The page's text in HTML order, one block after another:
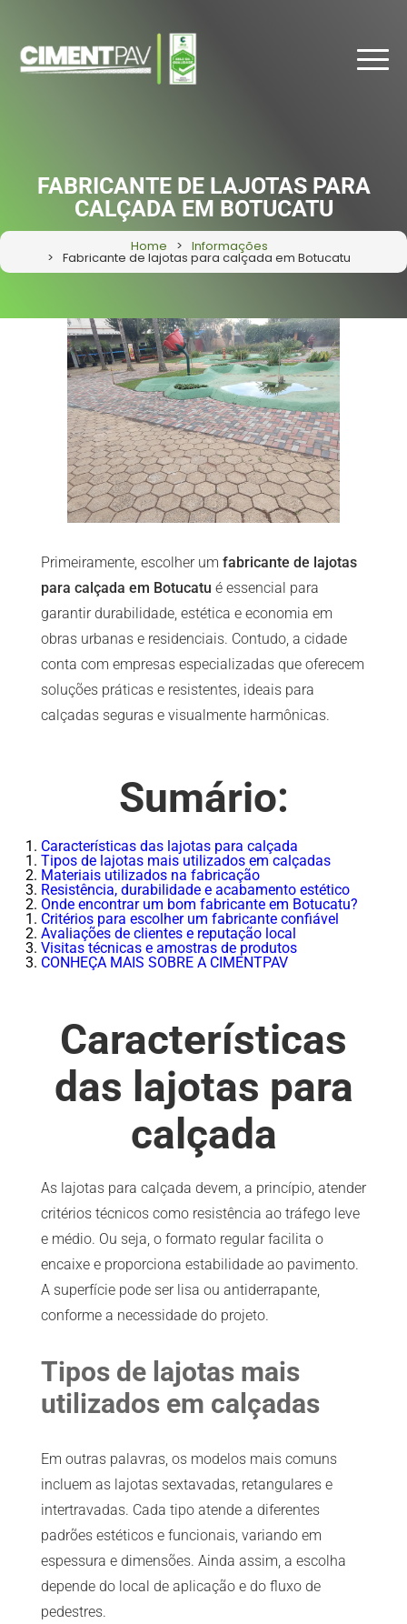
FABRICANTE DE LAJOTAS PARA
CALÇADA EM BOTUCATU
Home Informações
Fabricante de lajotas para calçada em Botucatu
Primeiramente, escolher um fabricante de lajotas
para calçada em Botucatu é essencial para
garantir durabilidade, estética e economia em
obras urbanas e residenciais. Contudo, a cidade
conta com empresas especializadas que oferecem
soluções práticas e resistentes, ideais para
calçadas seguras e visualmente harmônicas.
Sumário:
Características das lajotas para calçada
Tipos de lajotas mais utilizados em calçadas
Materiais utilizados na fabricação
Resistência, durabilidade e acabamento estético
Onde encontrar um bom fabricante em Botucatu?
Critérios para escolher um fabricante confiável
Avaliações de clientes e reputação local
Visitas técnicas e amostras de produtos
CONHEÇA MAIS SOBRE A CIMENTPAV
Características
das lajotas para
calçada
As lajotas para calçada devem, a princípio, atender
critérios técnicos como resistência ao tráfego leve
e médio. Ou seja, o formato regular facilita o
encaixe e proporciona estabilidade ao pavimento.
A superfície pode ser lisa ou antiderrapante,
conforme a necessidade do projeto.
Tipos de lajotas mais
utilizados em calçadas
Em outras palavras, os modelos mais comuns
incluem as lajotas sextavadas, retangulares e
intertravadas. Cada tipo atende a diferentes
padrões estéticos e funcionais, variando em
espessura e dimensões. Ainda assim, a escolha
depende do local de aplicação e do fluxo de
pedestres.